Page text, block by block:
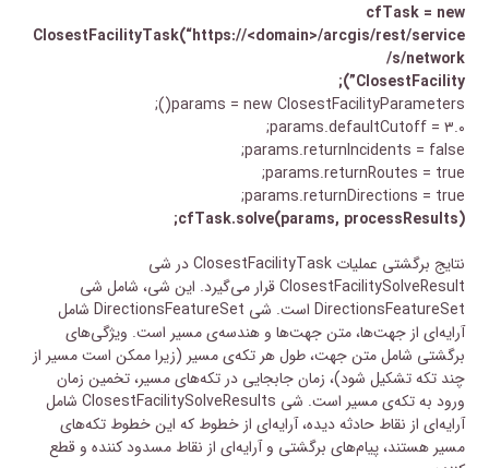
cfTask = new
ClosestFacilityTask(“https://<domain>/arcgis/rest/service
s/network/
ClosestFacility”);
params = new ClosestFacilityParameters();
params.defaultCutoff = ۳.۰;
params.returnIncidents = false;
params.returnRoutes = true;
params.returnDirections = true;
cfTask.solve(params, processResults);
نتایج برگشتی عملیات ClosestFacilityTask در شی
ClosestFacilitySolveResult قرار می‌گیرد. این شی، شامل شی
DirectionsFeatureSet است. شی DirectionsFeatureSet شامل
آرایه‌ای از جهت‌ها، متن جهت‌ها و هندسه‌ی مسیر است. ویژگی‌های
برگشتی شامل متن جهت، طول هر تکه‌ی مسیر (زیرا ممکن است مسیر از
چند تکه تشکیل شود)، زمان جابجایی در تکه‌های مسیر، تخمین زمان
ورود به تکه‌ی مسیر است. شی ClosestFacilitySolveResults شامل
آرایه‌ای از نقاط حادثه دیده، آرایه‌ای از خطوط که این خطوط تکه‌های
مسیر هستند، پیام‌های برگشتی و آرایه‌ای از نقاط مسدود کننده و قطع